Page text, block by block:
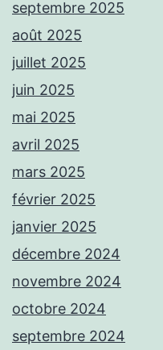
septembre 2025
août 2025
juillet 2025
juin 2025
mai 2025
avril 2025
mars 2025
février 2025
janvier 2025
décembre 2024
novembre 2024
octobre 2024
septembre 2024